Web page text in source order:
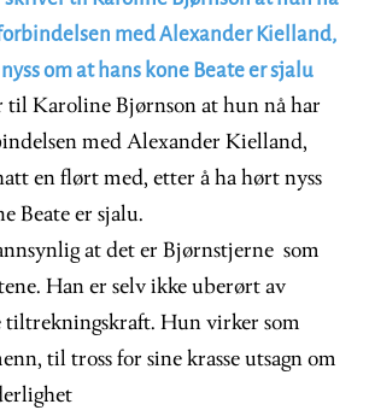
med Alexander Kielland,
om at hans kone Beate er sjalu
til Karoline Bjørnson at hun nå har
med Alexander Kielland,
en flørt med, etter å ha hørt nyss
Beate er sjalu.
at det er Bjørnstjerne som
Han er selv ikke uberørt av
tiltrekningskraft. Hun virker som
til tross for sine krasse utsagn om